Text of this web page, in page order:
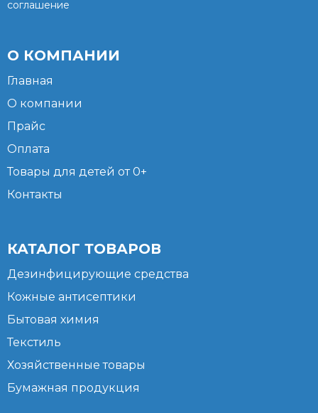
соглашение
О КОМПАНИИ
Главная
О компании
Прайс
Оплата
Товары для детей от 0+
Контакты
КАТАЛОГ ТОВАРОВ
Дезинфицирующие средства
Кожные антисептики
Бытовая химия
Текстиль
Хозяйственные товары
Бумажная продукция